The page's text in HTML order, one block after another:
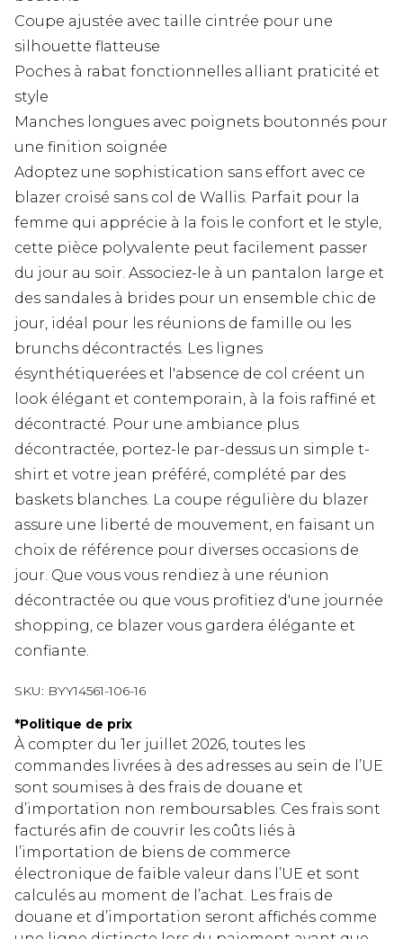
Coupe ajustée avec taille cintrée pour une
silhouette flatteuse
Poches à rabat fonctionnelles alliant praticité et
style
Manches longues avec poignets boutonnés pour
une finition soignée
Adoptez une sophistication sans effort avec ce
blazer croisé sans col de Wallis. Parfait pour la
femme qui apprécie à la fois le confort et le style,
cette pièce polyvalente peut facilement passer
du jour au soir. Associez-le à un pantalon large et
des sandales à brides pour un ensemble chic de
jour, idéal pour les réunions de famille ou les
brunchs décontractés. Les lignes
ésynthétiquerées et l'absence de col créent un
look élégant et contemporain, à la fois raffiné et
décontracté. Pour une ambiance plus
décontractée, portez-le par-dessus un simple t-
shirt et votre jean préféré, complété par des
baskets blanches. La coupe régulière du blazer
assure une liberté de mouvement, en faisant un
choix de référence pour diverses occasions de
jour. Que vous vous rendiez à une réunion
décontractée ou que vous profitiez d'une journée
shopping, ce blazer vous gardera élégante et
confiante.
SKU: BYY14561-106-16
*Politique de prix
À compter du 1er juillet 2026, toutes les
commandes livrées à des adresses au sein de l’UE
sont soumises à des frais de douane et
d’importation non remboursables. Ces frais sont
facturés afin de couvrir les coûts liés à
l’importation de biens de commerce
électronique de faible valeur dans l’UE et sont
calculés au moment de l’achat. Les frais de
douane et d’importation seront affichés comme